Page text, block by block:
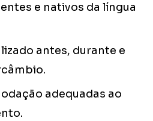
e nativos da língua
antes, durante e
adequadas ao